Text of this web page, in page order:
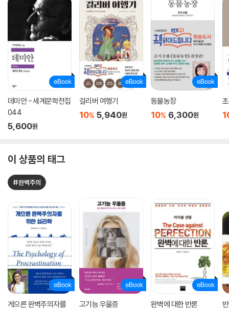
데미안 - 세계문학전집
044
5,600원
걸리버 여행기
10% 5,940원
동물농장
10% 6,300원
이 상품의 태그
#완벽주의
게으른 완벽주의자를
고기능 우울증 완벽에 대한 반론